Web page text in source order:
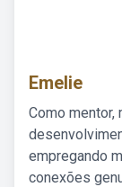
Emelie
Como mentor,
empregando
conexões